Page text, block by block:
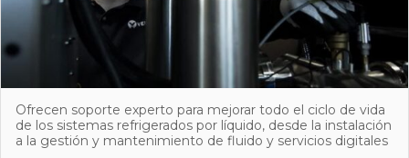
Ofrecen soporte experto para mejorar todo el ciclo de vida
de los sistemas refrigerados por líquido, desde la instalación
a la gestión y mantenimiento de fluido y servicios digitales